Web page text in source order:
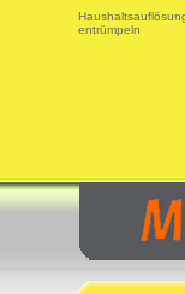
entrümpeln